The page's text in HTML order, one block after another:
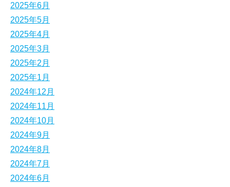
2025年6月
2025年5月
2025年4月
2025年3月
2025年2月
2025年1月
2024年12月
2024年11月
2024年10月
2024年9月
2024年8月
2024年7月
2024年6月